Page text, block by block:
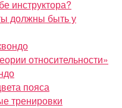
инструктора?
должны быть у
относительности»
пояса
тренировки